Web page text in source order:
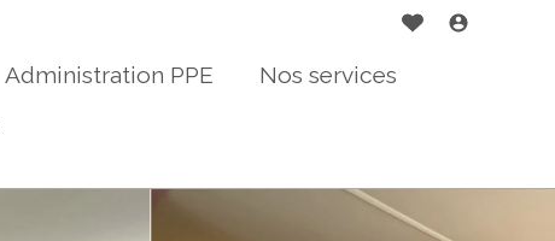
Administration PPE
Nos services